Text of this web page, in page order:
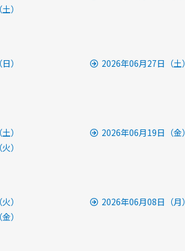
）
） 2026年06月27日（土）
） 2026年06月19日（金）
）
） 2026年06月08日（月）
）